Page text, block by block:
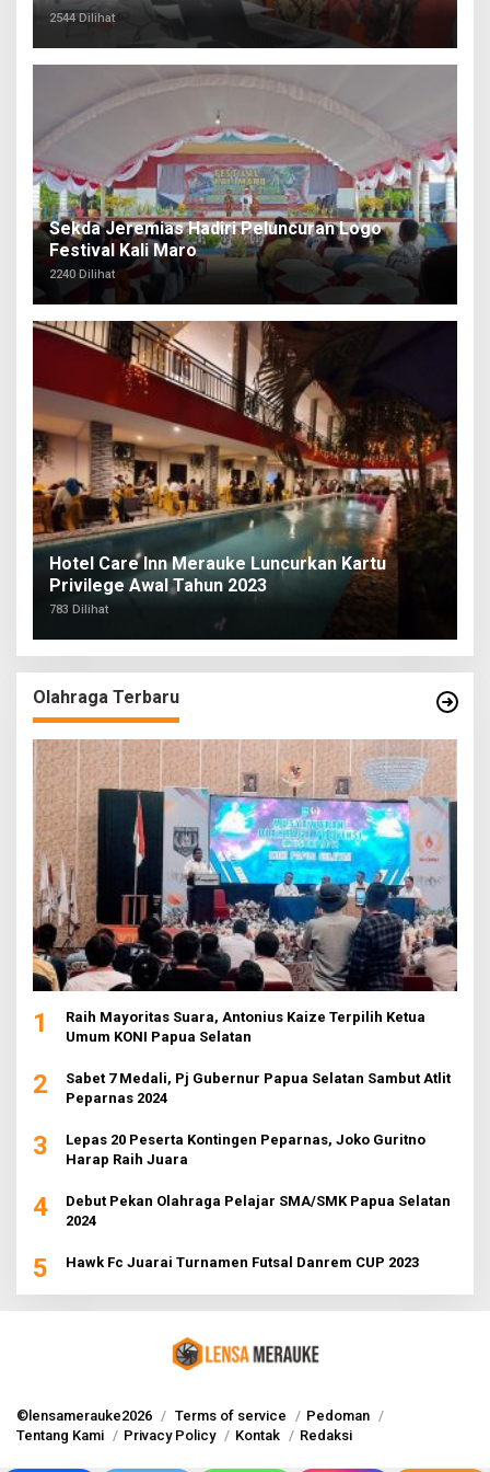
2544 Dilihat
Sekda Jeremias Hadiri Peluncuran Logo
Festival Kali Maro
2240 Dilihat
Hotel Care Inn Merauke Luncurkan Kartu
Privilege Awal Tahun 2023
783 Dilihat
Olahraga Terbaru
1
Raih Mayoritas Suara, Antonius Kaize Terpilih Ketua
Umum KONI Papua Selatan
2
Sabet 7 Medali, Pj Gubernur Papua Selatan Sambut Atlit
Peparnas 2024
3
Lepas 20 Peserta Kontingen Peparnas, Joko Guritno
Harap Raih Juara
4
Debut Pekan Olahraga Pelajar SMA/SMK Papua Selatan
2024
5 Hawk Fc Juarai Turnamen Futsal Danrem CUP 2023
©lensamerauke2026 Terms of service
Pedoman
Tentang Kami
Privacy Policy Kontak Redaksi